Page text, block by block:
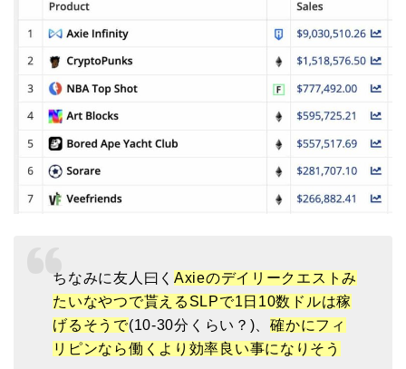
ちなみに友人曰く Axieのデイリークエストみ
たいなやつで貰えるSLPで1日10数ドルは稼
げるそうで(10-30分くらい？)、確かにフィ
リピンなら働くより効率良い事になりそう